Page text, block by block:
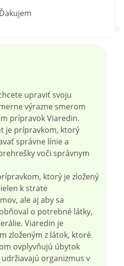
upraviť svoju
výrazne smerom
prípravok Viaredin.
je prípravkom, ktorý
správne línie a
voči správnym
ktorý je zložený
k strate
ale aj aby sa
o potrebné látky,
Viaredin je
zloženým z látok, ktoré
ovplyvňujú úbytok
organizmus v